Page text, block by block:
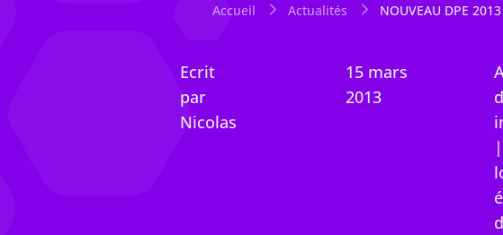
Accueil Actualités NOUVEAU DPE 2013
Ecrit
par
Nicolas
15 mars
2013
|